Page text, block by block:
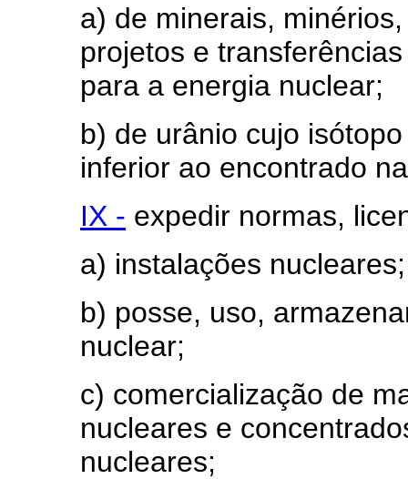
a) de minerais,
projetos e
para a energia nuclear;
b) de urânio cujo
inferior ao encontrado
IX - expedir normas,
a) instalações nucleares;
b) posse, uso,
nuclear;
c) comercialização de
nucleares e
nucleares;